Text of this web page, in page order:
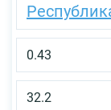
0.43
32.2